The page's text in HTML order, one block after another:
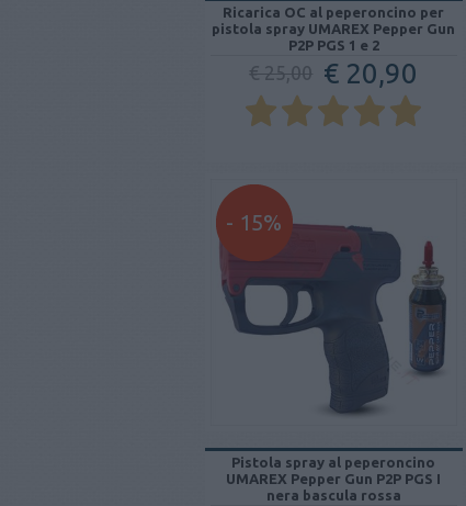
Ricarica OC al peperoncino per
pistola spray UMAREX Pepper Gun
P2P PGS 1 e 2
€ 25,00 € 20,90
- 15%
Pistola spray al peperoncino
UMAREX Pepper Gun P2P PGS I
nera bascula rossa